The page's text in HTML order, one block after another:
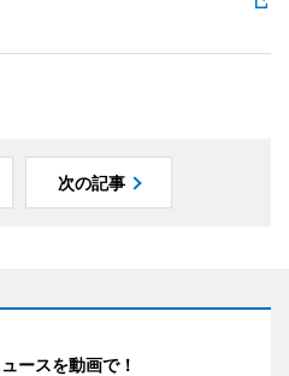
次の記事
ースを動画で！